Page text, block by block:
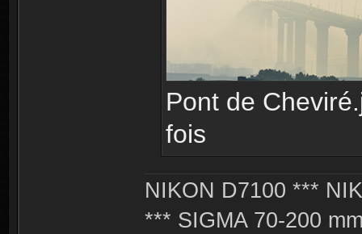
Pont de
fois
NIKON D7100 ***
*** SIGMA 70-200